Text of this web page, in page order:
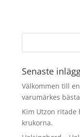
Senaste
Välkommen till
varumärkes
Kim Utzon ritade
krukorna.